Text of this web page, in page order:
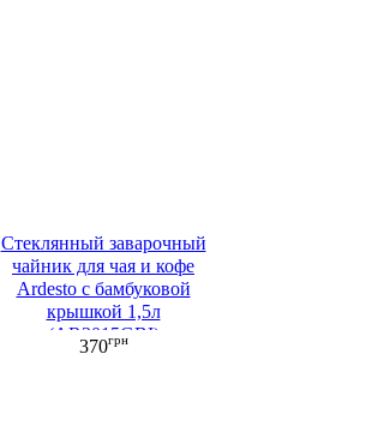
Стеклянный заварочный
чайник для чая и кофе
Ardesto с бамбуковой
крышкой 1,5л
(AR3015GBI)
370грн